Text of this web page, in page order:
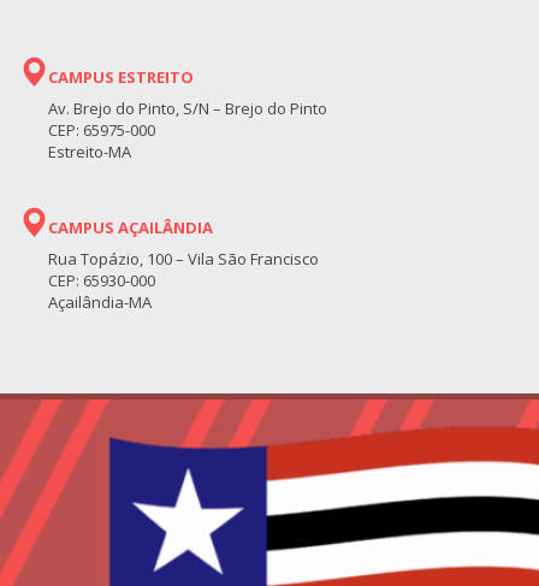
CAMPUS ESTREITO
Av. Brejo do Pinto, S/N – Brejo do Pinto
CEP: 65975-000
Estreito-MA
CAMPUS AÇAILÂNDIA
Rua Topázio, 100 – Vila São Francisco
CEP: 65930-000
Açailândia-MA